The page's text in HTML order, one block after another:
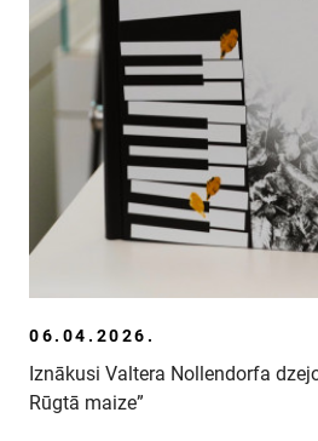
06.04.2026.
Iznākusi Valtera Nollendorfa
Rūgtā maize”